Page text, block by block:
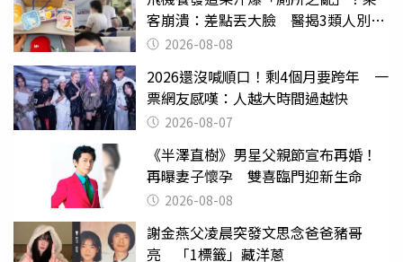
客崩潰：差點丟大臉 醫揭3類人別亂
喝 2026-08-08
2026還沒喊順口！剩4個月要跨年 一
票網友感嘆：人越大時間過越快
2026-08-07
《半澤直樹》男星父親節宣布再婚！
再曝妻子懷孕 雙喜臨門迎新生命
2026-08-08
謝金燕父凌晨突發文思念爸爸豬哥
亮 「1標籤」藏洋蔥